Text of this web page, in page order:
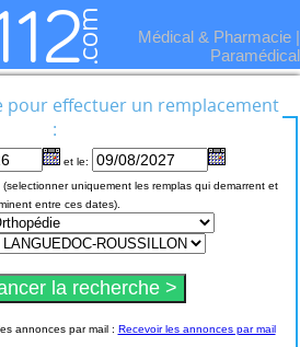
Médical & Pharmacie |
Paramédical
pour effectuer un remplacement
:
et le:
entre ces dates).
annonces par mail : Recevoir les annonces par mail